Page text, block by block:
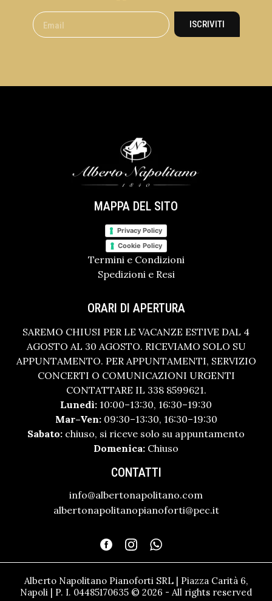
ISCRIVITI
MAPPA DEL SITO
Privacy Policy
Cookie Policy
Termini e Condizioni
Spedizioni e Resi
ORARI DI APERTURA
SAREMO CHIUSI PER LE VACANZE ESTIVE DAL 4
AGOSTO AL 30 AGOSTO. RICEVIAMO SOLO SU
APPUNTAMENTO. PER APPUNTAMENTI, SERVIZIO
CONCERTI O COMUNICAZIONI URGENTI
CONTATTARE IL 338 8599621.
Lunedì: 10:00–13:30, 16:30–19:30
Mar–Ven:09:30–13:30, 16:30–19:30
Sabato: chiuso, si riceve solo su appuntamento
Domenica: Chiuso
CONTATTI
info@albertonapolitano.com
albertonapolitanopianoforti@pec.it
Alberto Napolitano Pianoforti SRL | Piazza Carità 6,
Napoli | P. I. 04485170635 © 2026 - All rights reserved